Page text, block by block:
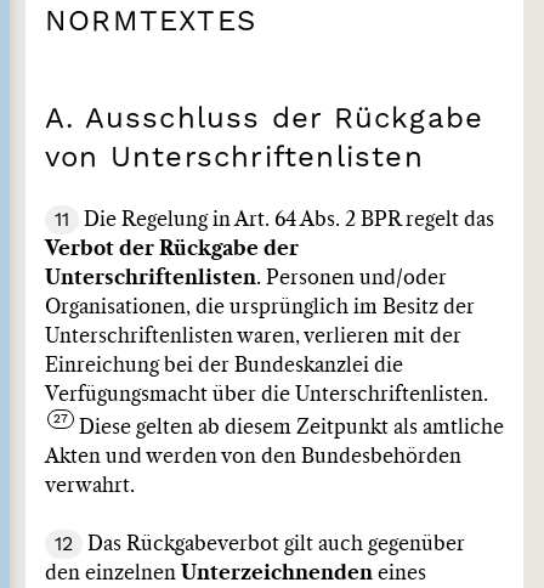
NORMTEXTES
A. Ausschluss der Rückgabe
von Unterschriftenlisten
11
Die Regelung in Art. 64 Abs. 2 BPR regelt das
Verbot der Rückgabe der
Unterschriftenlisten. Personen und/oder
Organisationen, die ursprünglich im Besitz der
Unterschriftenlisten waren, verlieren mit der
Einreichung bei der Bundeskanzlei die
Verfügungsmacht über die Unterschriftenlisten.
Diese gelten ab diesem Zeitpunkt als amtliche
Akten und werden von den Bundesbehörden
verwahrt.
12
Das Rückgabeverbot gilt auch gegenüber
den einzelnen Unterzeichnenden eines